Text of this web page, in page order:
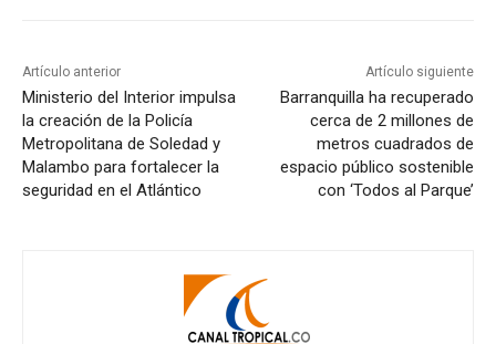
Artículo anterior
Ministerio del Interior impulsa
la creación de la Policía
Metropolitana de Soledad y
Malambo para fortalecer la
seguridad en el Atlántico
Artículo siguiente
Barranquilla ha recuperado
cerca de 2 millones de
metros cuadrados de
espacio público sostenible
con ‘Todos al Parque’